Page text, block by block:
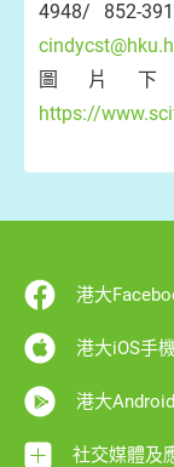
4948/ 852-
圖片
https://
港大
港大iOS手
港大
社交媒體及